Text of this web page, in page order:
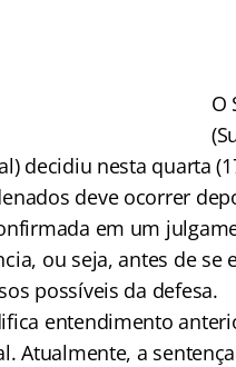
O
decidiu nesta quarta
deve ocorrer
em um
ou seja, antes de se
possíveis da defesa.
entendimento
Atualmente, a